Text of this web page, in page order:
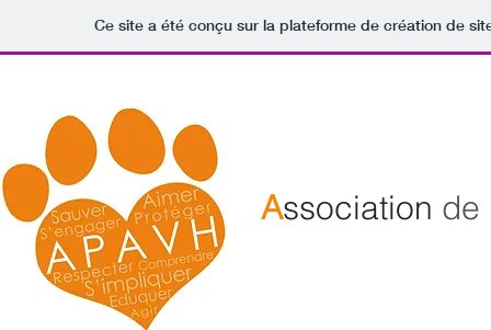
Ce site a été conçu sur la plateforme de création de
Association de